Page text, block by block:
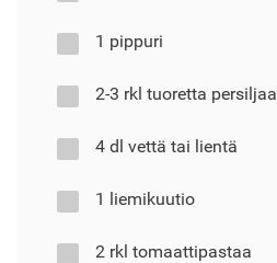
1 pippuri
2-3 rkl tuoretta persiljaa
4 dl vettä tai lientä
1 liemikuutio
2 rkl tomaattipastaa